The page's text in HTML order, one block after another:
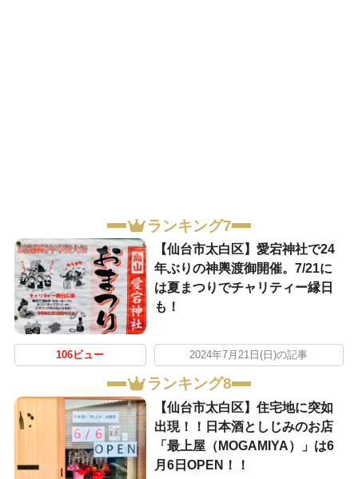
ランキング7
【仙台市太白区】愛宕神社で24
年ぶりの神輿渡御開催。7/21に
は夏まつりでチャリティー縁日
も！
106ビュー 2024年7月21日(日)の記事
ランキング8
【仙台市太白区】住宅地に突如
出現！！日本酒としじみのお店
「最上屋（MOGAMIYA）」は6
月6日OPEN！！